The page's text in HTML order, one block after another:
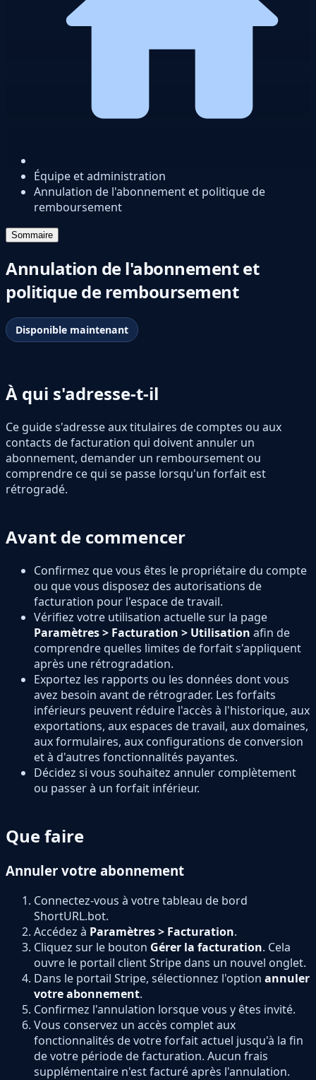
Équipe et administration
Annulation de l'abonnement et politique de
remboursement
Sommaire
Annulation de l'abonnement et
politique de remboursement
Disponible maintenant
À qui s'adresse-t-il
Ce guide s'adresse aux titulaires de comptes ou aux
contacts de facturation qui doivent annuler un
abonnement, demander un remboursement ou
comprendre ce qui se passe lorsqu'un forfait est
rétrogradé.
Avant de commencer
Confirmez que vous êtes le propriétaire du compte
ou que vous disposez des autorisations de
facturation pour l'espace de travail.
Vérifiez votre utilisation actuelle sur la page
Paramètres > Facturation > Utilisation afin de
comprendre quelles limites de forfait s'appliquent
après une rétrogradation.
Exportez les rapports ou les données dont vous
avez besoin avant de rétrograder. Les forfaits
inférieurs peuvent réduire l'accès à l'historique, aux
exportations, aux espaces de travail, aux domaines,
aux formulaires, aux configurations de conversion
et à d'autres fonctionnalités payantes.
Décidez si vous souhaitez annuler complètement
ou passer à un forfait inférieur.
Que faire
Annuler votre abonnement
Connectez-vous à votre tableau de bord
ShortURL.bot.
Accédez à Paramètres > Facturation.
Cliquez sur le bouton Gérer la facturation. Cela
ouvre le portail client Stripe dans un nouvel onglet.
Dans le portail Stripe, sélectionnez l'option annuler
votre abonnement.
Confirmez l'annulation lorsque vous y êtes invité.
Vous conservez un accès complet aux
fonctionnalités de votre forfait actuel jusqu'à la fin
de votre période de facturation. Aucun frais
supplémentaire n'est facturé après l'annulation.